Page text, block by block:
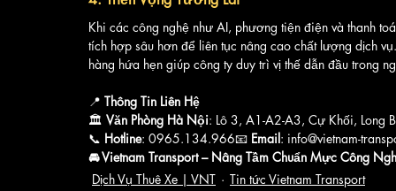
Khi các công nghệ như AI, phương tiện điện và thanh
tích hợp sâu hơn để liên tục nâng cao chất lượng dịch
hàng hứa hẹn giúp công ty duy trì vị thế dẫn đầu trong
📍 Thông Tin Liên Hệ
🏛 Văn Phòng Hà Nội: Lô 3, A1-A2-A3, Cự Khối, Long
📞 Hotline: 0965.134.966📧 Email: info@vietnam-
🚘 Vietnam Transport – Nâng Tầm Chuẩn Mực Công
Dịch Vụ Thuê Xe | VNT
Tin tức Vietnam Transport